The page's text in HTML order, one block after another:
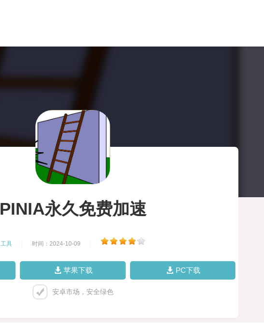
PINIA永久免费加速
工具 时间：2024-10-09
苹果下载 PC下载
安卓市场，安全绿色